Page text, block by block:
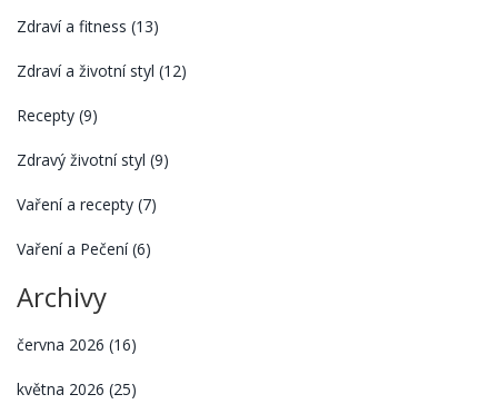
Zdraví a fitness (13)
Zdraví a životní styl (12)
Recepty (9)
Zdravý životní styl (9)
Vaření a recepty (7)
Vaření a Pečení(6)
Archivy
června 2026 (16)
května 2026 (25)